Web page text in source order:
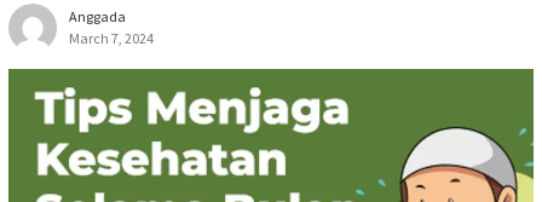
Anggada
March 7, 2024